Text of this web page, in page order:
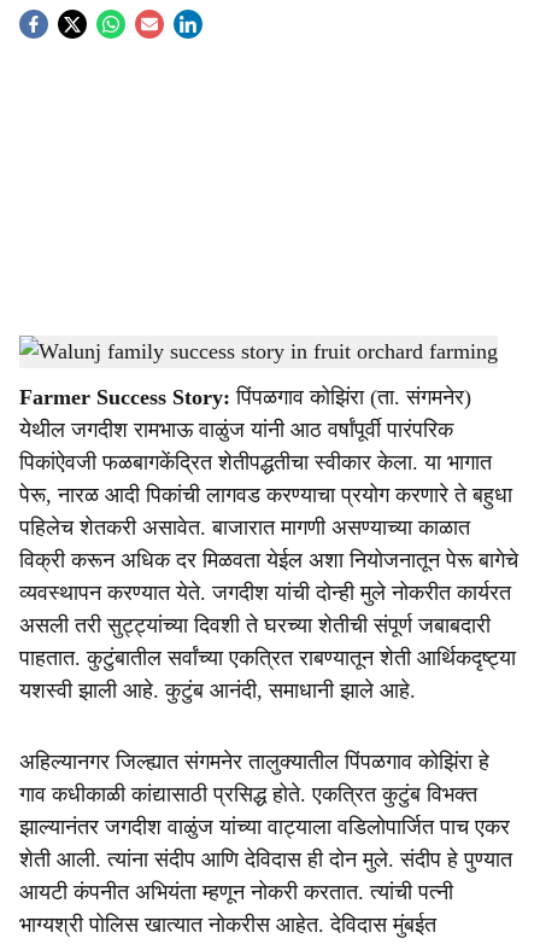
S
a
r
e
Walunj family success story in fruit orchard farming-Agrowon
Farmer Success Story: पिंपळगाव कोझिंरा (ता. संगमनेर)
येथील जगदीश रामभाऊ वाळुंज यांनी आठ वर्षांपूर्वी पारंपरिक
पिकांऐवजी फळबागकेंद्रित शेतीपद्धतीचा स्वीकार केला. या भागात
पेरू, नारळ आदी पिकांची लागवड करण्याचा प्रयोग करणारे ते बहुधा
पहिलेच शेतकरी असावेत. बाजारात मागणी असण्याच्या काळात
विक्री करून अधिक दर मिळवता येईल अशा नियोजनातून पेरू बागेचे
व्यवस्थापन करण्यात येते. जगदीश यांची दोन्ही मुले नोकरीत कार्यरत
असली तरी सुट्ट्यांच्या दिवशी ते घरच्या शेतीची संपूर्ण जबाबदारी
पाहतात. कुटुंबातील सर्वांच्या एकत्रित राबण्यातून शेती आर्थिकदृष्ट्या
यशस्वी झाली आहे. कुटुंब आनंदी, समाधानी झाले आहे.
अहिल्यानगर जिल्ह्यात संगमनेर तालुक्यातील पिंपळगाव कोझिंरा हे
गाव कधीकाळी कांद्यासाठी प्रसिद्ध होते. एकत्रित कुटुंब विभक्त
झाल्यानंतर जगदीश वाळुंज यांच्या वाट्याला वडिलोपार्जित पाच एकर
शेती आली. त्यांना संदीप आणि देविदास ही दोन मुले. संदीप हे पुण्यात
आयटी कंपनीत अभियंता म्हणून नोकरी करतात. त्यांची पत्नी
भाग्यश्री पोलिस खात्यात नोकरीस आहेत. देविदास मुंबईत